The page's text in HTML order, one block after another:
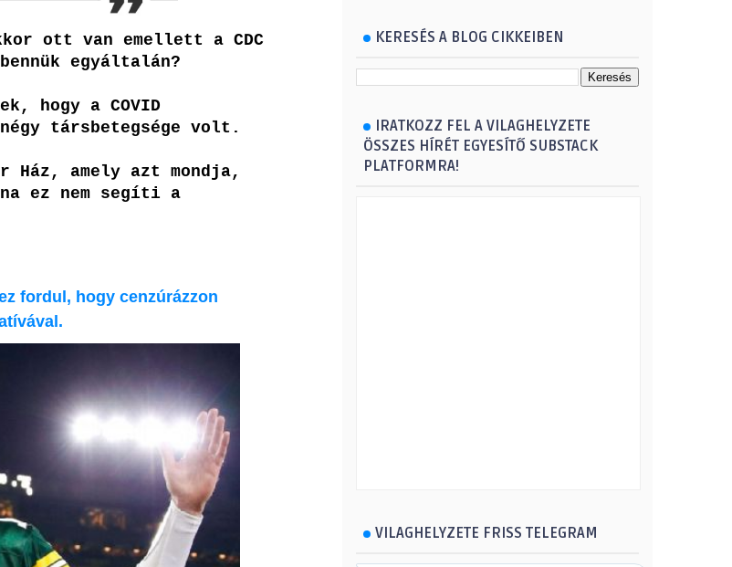
ott van emellett a CDC
egyáltalán?
hogy a COVID
társbetegsége volt.
Ház, amely azt mondja,
ez nem segíti a
fordul, hogy cenzúrázzon
KERESÉS A BLOG CIKKEIBEN
IRATKOZZ FEL A VILAGHELYZETE
ÖSSZES HÍRÉT EGYESÍTŐ SUBSTACK
PLATFORMRA!
VILAGHELYZETE FRISS TELEGRAM